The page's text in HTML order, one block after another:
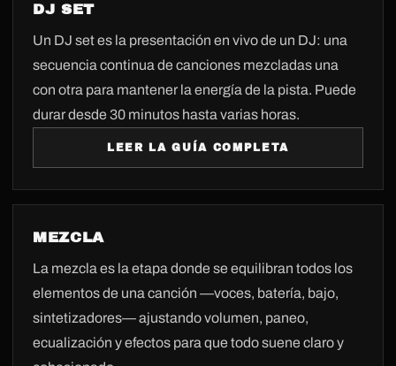
DJ SET
Un DJ set es la presentación en vivo de un DJ: una
secuencia continua de canciones mezcladas una
con otra para mantener la energía de la pista. Puede
durar desde 30 minutos hasta varias horas.
LEER LA GUÍA COMPLETA
MEZCLA
La mezcla es la etapa donde se equilibran todos los
elementos de una canción —voces, batería, bajo,
sintetizadores— ajustando volumen, paneo,
ecualización y efectos para que todo suene claro y